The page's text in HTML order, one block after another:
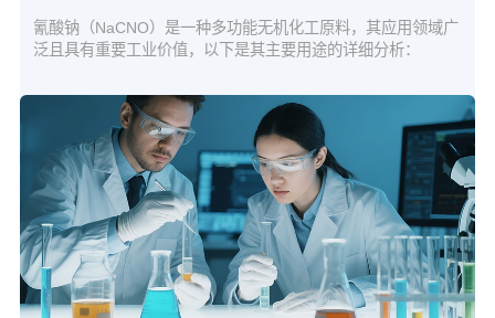
氰酸钠（NaCNO）是一种多功能无机化工原料，其应用领域广
泛且具有重要工业价值，以下是其主要用途的详细分析：